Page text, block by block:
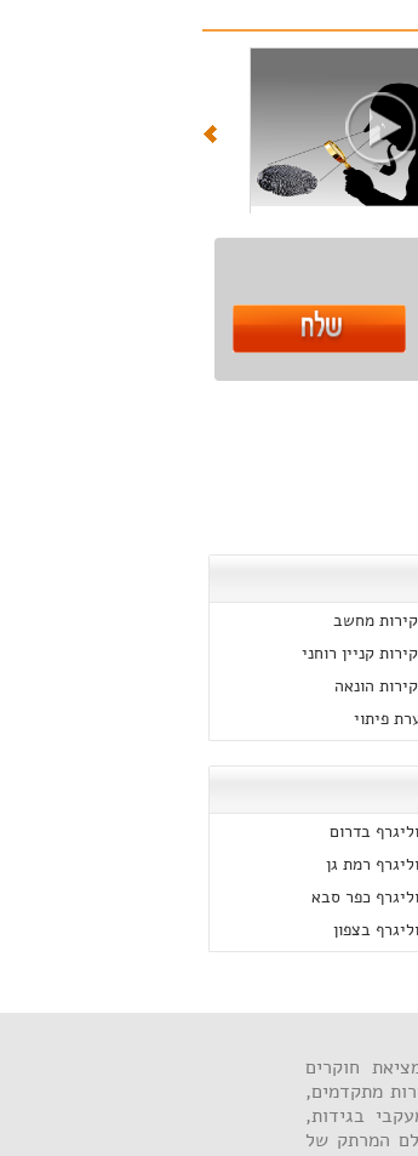
לבלשים פרטיים
מחשב
קניין רוחני
הונאה
פיתוי
בדרום
רמת גן
כפר סבא
בצפון
חוקרים
מתקדמים,
בגידות,
המרתק של